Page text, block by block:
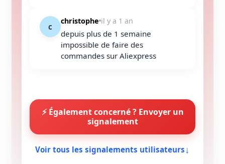
c
christophe il y a 1 an
depuis plus de 1 semaine
impossible de faire des
commandes sur Aliexpress
⚡ Également concerné ? Envoyer un
signalement
Voir tous les signalements utilisateurs↓